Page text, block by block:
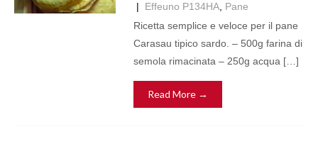
| Effeuno P134HA, Pane
Ricetta semplice e veloce per il pane
Carasau tipico sardo. – 500g farina di
semola rimacinata – 250g acqua […]
Read More →